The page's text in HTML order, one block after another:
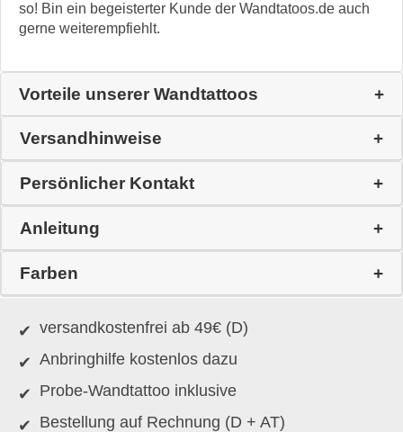
so! Bin ein begeisterter Kunde der Wandtatoos.de auch
gerne weiterempfiehlt.
Vorteile unserer Wandtattoos
Versandhinweise
Persönlicher Kontakt
Anleitung
Farben
versandkostenfrei ab 49€ (D)
Anbringhilfe kostenlos dazu
Probe-Wandtattoo inklusive
Bestellung auf Rechnung (D + AT)